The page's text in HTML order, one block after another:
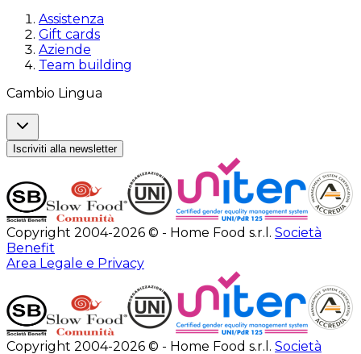
Assistenza
Gift cards
Aziende
Team building
Cambio Lingua
Iscriviti alla newsletter
Copyright 2004-2026 © - Home Food s.r.l. Società
Benefit
Area Legale e Privacy
Copyright 2004-2026 © - Home Food s.r.l. Società